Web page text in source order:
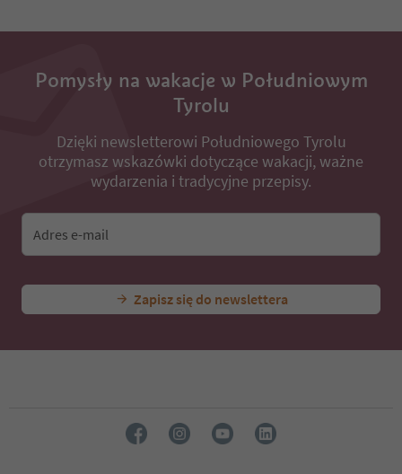
Pomysły na wakacje w Południowym
Tyrolu
Dzięki newsletterowi Południowego Tyrolu
otrzymasz wskazówki dotyczące wakacji, ważne
wydarzenia i tradycyjne przepisy.
Adres e-mail
Zapisz się do newslettera